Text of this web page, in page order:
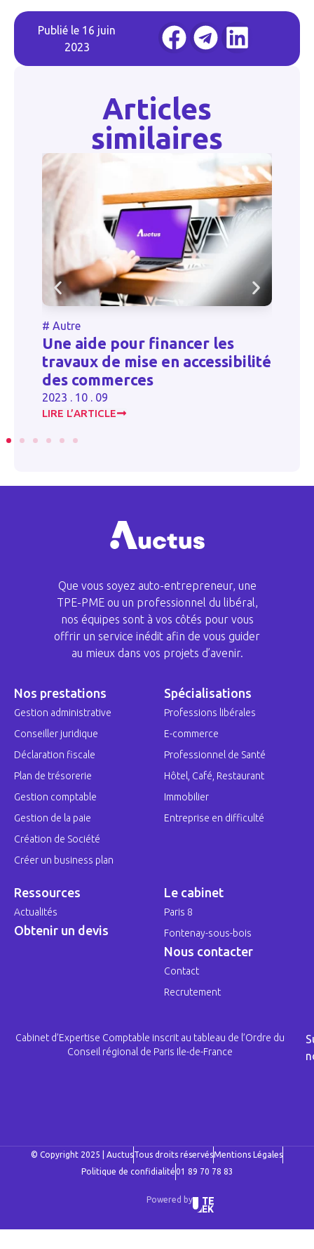
Publié le 16 juin
2023
Articles
similaires
# Autre
Une aide pour financer les
travaux de mise en accessibilité
des commerces
2023 . 10 . 09
LIRE L’ARTICLE
Que vous soyez auto-entrepreneur, une
TPE-PME ou un professionnel du libéral,
nos équipes sont à vos côtés pour vous
offrir un service inédit afin de vous guider
au mieux dans vos projets d’avenir.
Nos prestations
Gestion administrative
Conseiller juridique
Déclaration fiscale
Plan de trésorerie
Gestion comptable
Gestion de la paie
Création de Société
Créer un business plan
Spécialisations
Professions libérales
E-commerce
Professionnel de Santé
Hôtel, Café, Restaurant
Immobilier
Entreprise en difficulté
Ressources
Actualités
Obtenir un devis
Le cabinet
Paris 8
Fontenay-sous-bois
Nous contacter
Contact
Recrutement
Cabinet d’Expertise Comptable inscrit au tableau de l’Ordre du
Conseil régional de Paris Ile-de-France
© Copyright 2025 | AuctusTous droits réservésMentions Légales
Politique de confidialité01 89 70 78 83
Powered by